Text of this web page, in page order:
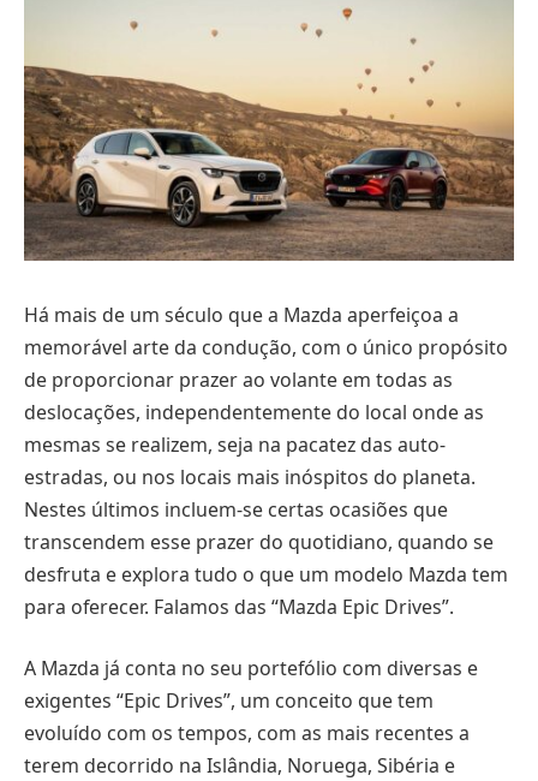
Há mais de um século que a Mazda aperfeiçoa a
memorável arte da condução, com o único propósito
de proporcionar prazer ao volante em todas as
deslocações, independentemente do local onde as
mesmas se realizem, seja na pacatez das auto-
estradas, ou nos locais mais inóspitos do planeta.
Nestes últimos incluem-se certas ocasiões que
transcendem esse prazer do quotidiano, quando se
desfruta e explora tudo o que um modelo Mazda tem
para oferecer. Falamos das “Mazda Epic Drives”.
A Mazda já conta no seu portefólio com diversas e
exigentes “Epic Drives”, um conceito que tem
evoluído com os tempos, com as mais recentes a
terem decorrido na Islândia, Noruega, Sibéria e